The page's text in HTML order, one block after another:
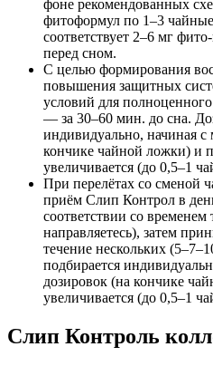
фоне ре­комендованных
фитоформул по 1–3
соответствует 2–6 мг
перед сном.
С целью формирования
повышения защитных
условий для
— за 30–60 мин. до сна.
индивидуально, начиная
кончике чайной ложки) и
увеличивается (до 0,5–1
При перелётах со сменой
приём Слип Контрол в
соответствии со временем
направляетесь), затем
течение нескольких
подбирается
дозировок (на кончике
увеличи­вается (до 0,5–1
Слип Контроль